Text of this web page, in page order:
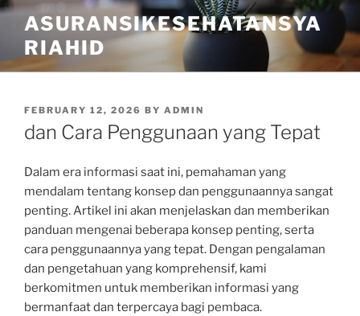
Skip
content
ASURANSIKESEHATANSYA
RIAHID
POSTED
ON
FEBRUARY 12, 2026 BY ADMIN
dan Cara Penggunaan yang Tepat
Dalam era informasi saat ini, pemahaman yang
mendalam tentang konsep dan penggunaannya sangat
penting. Artikel ini akan menjelaskan dan memberikan
panduan mengenai beberapa konsep penting, serta
cara penggunaannya yang tepat. Dengan pengalaman
dan pengetahuan yang komprehensif, kami
berkomitmen untuk memberikan informasi yang
bermanfaat dan terpercaya bagi pembaca.